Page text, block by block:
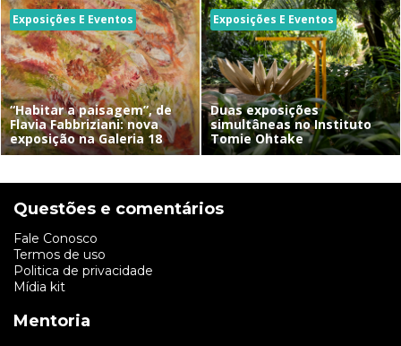
Exposições E Eventos
“Habitar a paisagem”, de
Flavia Fabbriziani: nova
exposição na Galeria 18
Exposições E Eventos
Duas exposições
simultâneas no Instituto
Tomie Ohtake
Questões e comentários
Fale Conosco
Termos de uso
Politica de privacidade
Mídia kit
Mentoria